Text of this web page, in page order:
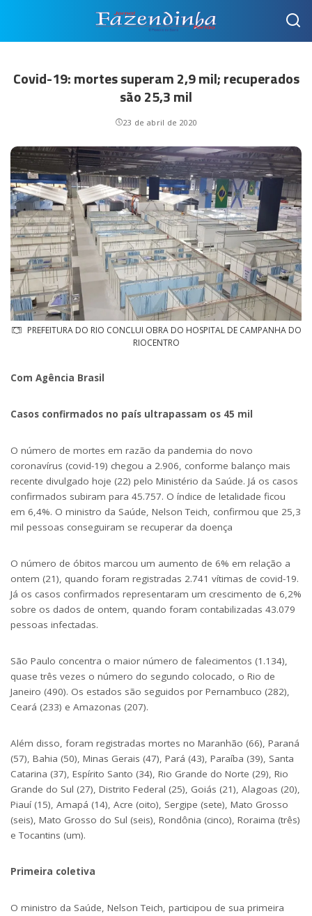
Covid-19: mortes superam 2,9 mil; recuperados
são 25,3 mil
23 de abril de 2020
PREFEITURA DO RIO CONCLUI OBRA DO HOSPITAL DE CAMPANHA DO
RIOCENTRO
Com Agência Brasil
Casos confirmados no país ultrapassam os 45 mil
O número de mortes em razão da pandemia do novo
coronavírus (covid-19) chegou a 2.906, conforme balanço mais
recente divulgado hoje (22) pelo Ministério da Saúde. Já os casos
confirmados subiram para 45.757. O índice de letalidade ficou
em 6,4%. O ministro da Saúde, Nelson Teich, confirmou que 25,3
mil pessoas conseguiram se recuperar da doença
O número de óbitos marcou um aumento de 6% em relação a
ontem (21), quando foram registradas 2.741 vítimas de covid-19.
Já os casos confirmados representaram um crescimento de 6,2%
sobre os dados de ontem, quando foram contabilizadas 43.079
pessoas infectadas.
São Paulo concentra o maior número de falecimentos (1.134),
quase três vezes o número do segundo colocado, o Rio de
Janeiro (490). Os estados são seguidos por Pernambuco (282),
Ceará (233) e Amazonas (207).
Além disso, foram registradas mortes no Maranhão (66), Paraná
(57), Bahia (50), Minas Gerais (47), Pará (43), Paraíba (39), Santa
Catarina (37), Espírito Santo (34), Rio Grande do Norte (29), Rio
Grande do Sul (27), Distrito Federal (25), Goiás (21), Alagoas (20),
Piauí (15), Amapá (14), Acre (oito), Sergipe (sete), Mato Grosso
(seis), Mato Grosso do Sul (seis), Rondônia (cinco), Roraima (três)
e Tocantins (um).
Primeira coletiva
O ministro da Saúde, Nelson Teich, participou de sua primeira